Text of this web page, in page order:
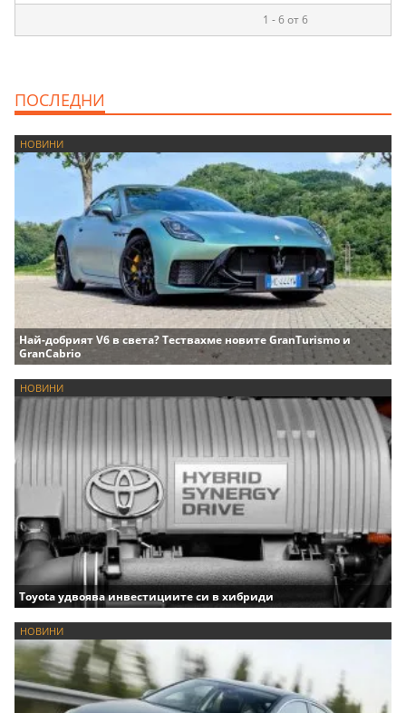
1 - 6 от 6
ПОСЛЕДНИ
НОВИНИ
Най-добрият V6 в света? Тествахме новите GranTurismo и
GranCabrio
НОВИНИ
Toyota удвоява инвестициите си в хибриди
НОВИНИ